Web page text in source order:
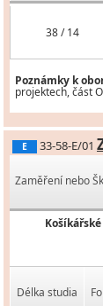
38 / 14
Poznámky k
projektech, část
E 33-58-E/01
Zaměření nebo
Délka studia